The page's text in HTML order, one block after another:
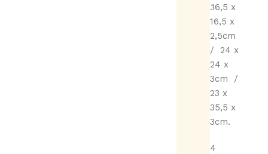
.16,5 x
16,5 x
2,5cm
/ 24 x
24 x
3cm /
23 x
35,5 x
3cm.
4